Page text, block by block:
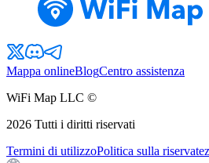
Mappa onlineBlogCentro assistenza
WiFi Map LLC ©
2026 Tutti i diritti riservati
Termini di utilizzoPolitica sulla